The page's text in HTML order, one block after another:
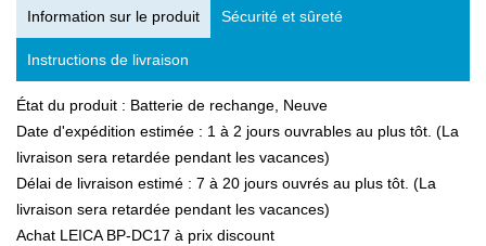
Information sur le produit Sécurité et sûreté
Instructions de livraison
État du produit : Batterie de rechange, Neuve
Date d'expédition estimée : 1 à 2 jours ouvrables au plus tôt. (La
livraison sera retardée pendant les vacances)
Délai de livraison estimé : 7 à 20 jours ouvrés au plus tôt. (La
livraison sera retardée pendant les vacances)
Achat LEICA BP-DC17 à prix discount